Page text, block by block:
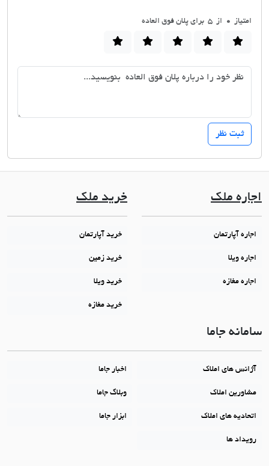
امتیاز 0 از 5 برای پلان فوق العاده
اجاره ملک
اجاره آپارتمان
اجاره ویلا
اجاره مغازه
خرید ملک
خرید آپارتمان
خرید زمین
خرید ویلا
خرید مغازه
سامانه جاما
آژانس های املاک اخبار جاما
مشاورین املاک وبلاگ جاما
اتحادیه های املاک ابزار جاما
رویداد ها